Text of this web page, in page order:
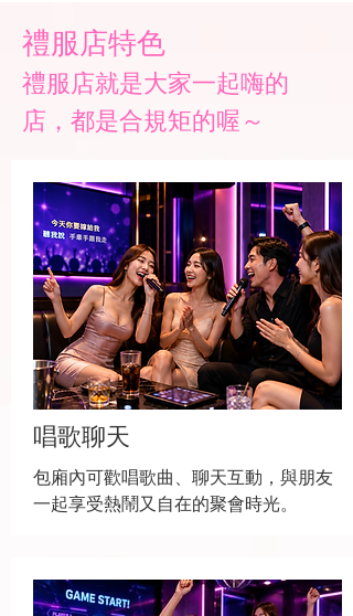
禮服店特色
​禮服店就是大家一起嗨的
店，都是合規矩的喔～
唱歌聊天
包廂內可歡唱歌曲、聊天互動，與朋友
一起享受熱鬧又自在的聚會時光。